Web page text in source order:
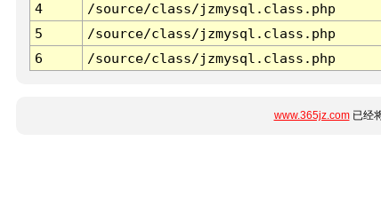
4
/source/class/jzmysql.class.php
5
/source/class/jzmysql.class.php
6
/source/class/jzmysql.class.php
www.365jz.com已经